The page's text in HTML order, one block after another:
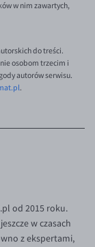
w nim zawartych,
do treści.
osobom trzecim i
autorów serwisu.
.
od 2015 roku.
w czasach
z ekspertami,